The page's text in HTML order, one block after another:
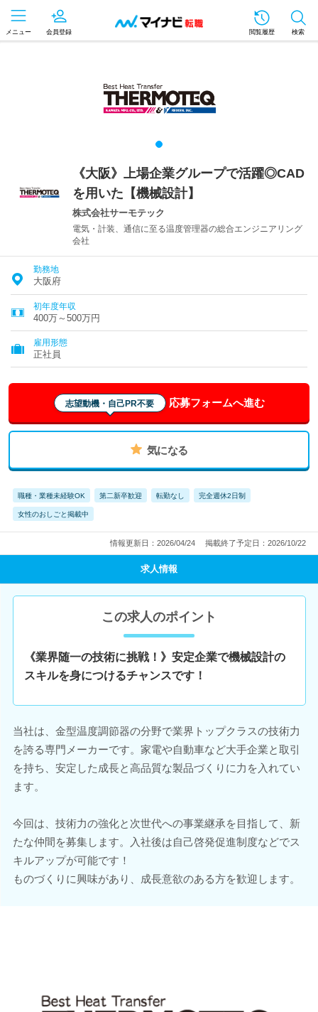
メニュー 会員登録 閲覧履歴 検索
《大阪》上場企業グループで活躍◎CAD
を用いた【機械設計】
株式会社サーモテック
電気・計装、通信に至る温度管理器の総合エンジニアリング
会社
勤務地
大阪府
初年度年収
400万～500万円
雇用形態
正社員
志望動機・自己PR不要 応募フォームへ進む
気になる
職種・業種未経験OK 第二新卒歓迎 転勤なし 完全週休2日制
女性のおしごと掲載中
情報更新日：2026/04/24 掲載終了予定日：2026/10/22
求人情報
この求人のポイント
《業界随一の技術に挑戦！》安定企業で機械設計の
スキルを身につけるチャンスです！
当社は、金型温度調節器の分野で業界トップクラスの技術力
を誇る専門メーカーです。家電や自動車など大手企業と取引
を持ち、安定した成長と高品質な製品づくりに力を入れてい
ます。
今回は、技術力の強化と次世代への事業継承を目指して、新
たな仲間を募集します。入社後は自己啓発促進制度などでス
キルアップが可能です！
ものづくりに興味があり、成長意欲のある方を歓迎します。